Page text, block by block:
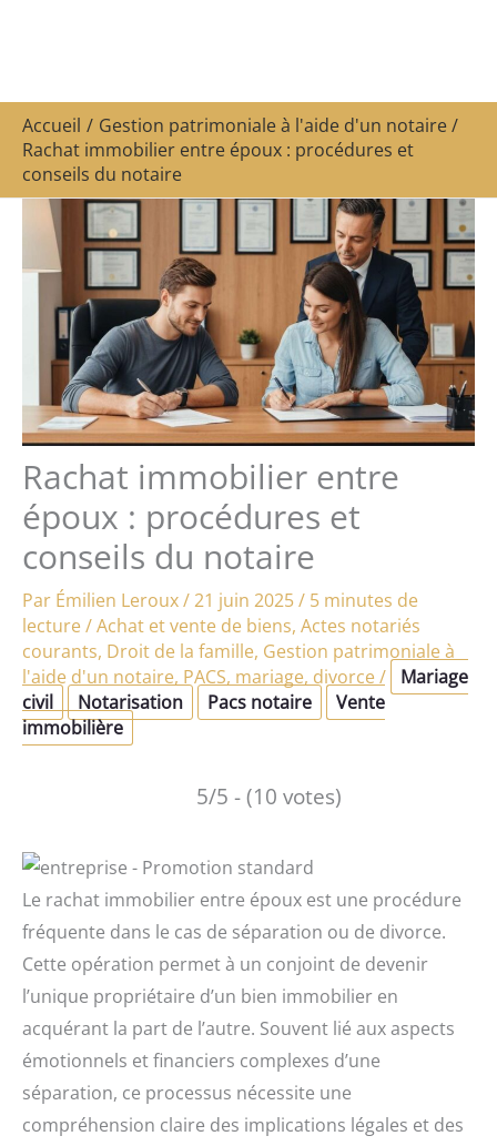
Accueil
Gestion patrimoniale à l'aide d'un notaire
Rachat immobilier entre époux : procédures et
conseils du notaire
Rachat immobilier entre
époux : procédures et
conseils du notaire
Par Émilien Leroux/21 juin 2025/ 5 minutes de
lecture/Achat et vente de biens, Actes notariés
courants, Droit de la famille, Gestion patrimoniale à
l'aide d'un notaire, PACS, mariage, divorce/
Mariage
civil
Notarisation Pacs notaire
Vente
immobilière
5/5 - (10 votes)
Le rachat immobilier entre époux est une procédure
fréquente dans le cas de séparation ou de divorce.
Cette opération permet à un conjoint de devenir
l’unique propriétaire d’un bien immobilier en
acquérant la part de l’autre. Souvent lié aux aspects
émotionnels et financiers complexes d’une
séparation, ce processus nécessite une
compréhension claire des implications légales et des